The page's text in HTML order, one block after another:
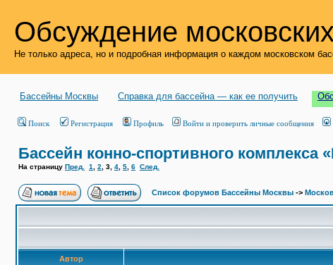
Обсуждение
Не только адреса, но и подробная информация о каждом московском
Бассейны Москвы Справка для бассейна — как ее получить
Поиск Регистрация Профиль Войти и проверить личные сообщения
Бассейн конно-спортивного комплекса
На страницу Пред. 1 2 3 4 5 6 След.
Список форумов Бассейны Москвы ->
Автор